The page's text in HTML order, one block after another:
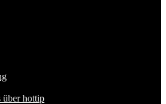
über hottip